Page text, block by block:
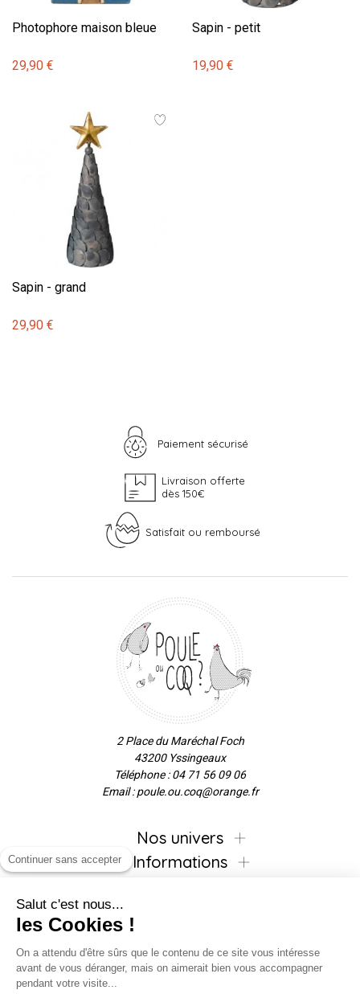
Photophore maison bleue
29,90 €
Sapin - petit
19,90 €
Sapin - grand
29,90 €
Paiement sécurisé
Livraison offerte
dès 150€
Satisfait ou remboursé
2 Place du Maréchal Foch
43200 Yssingeaux
Téléphone : 04 71 56 09 06
Email : poule.ou.coq@orange.fr
Nos univers
Informations
Inscrivez-vous à la newsletter !
Continuer sans accepter
Salut c'est nous...
les Cookies !
On a attendu d'être sûrs que le contenu de ce site vous intéresse
avant de vous déranger, mais on aimerait bien vous accompagner
pendant votre visite...